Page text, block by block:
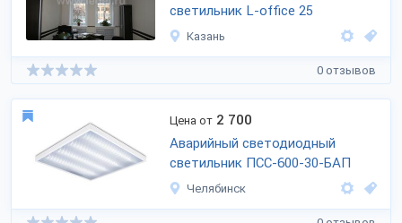
светильник L-office 25
Казань
0 отзывов
Цена от 2 700
Аварийный светодиодный
светильник ПСС-600-30-БАП
Челябинск